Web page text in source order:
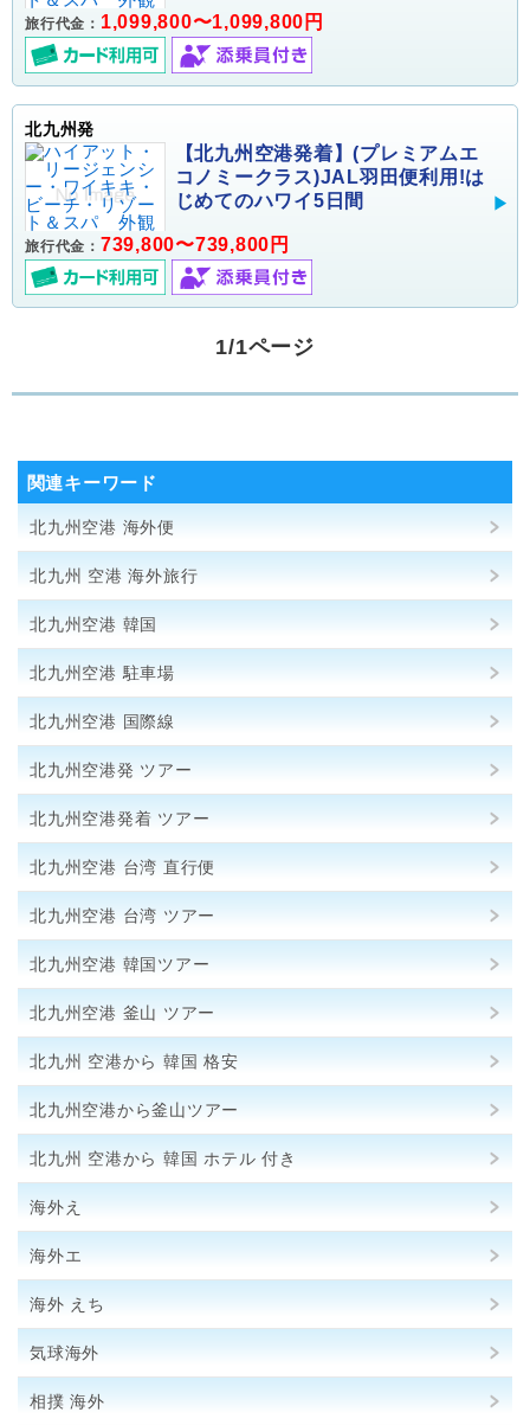
旅行代金： 1,099,800〜1,099,800円
北九州発
【北九州空港発着】(プレミアムエ
コノミークラス)JAL羽田便利用!は
じめてのハワイ5日間
旅行代金： 739,800〜739,800円
1/1ページ
関連キーワード
北九州空港 海外便
北九州 空港 海外旅行
北九州空港 韓国
北九州空港 駐車場
北九州空港 国際線
北九州空港発 ツアー
北九州空港発着 ツアー
北九州空港 台湾 直行便
北九州空港 台湾 ツアー
北九州空港 韓国ツアー
北九州空港 釜山 ツアー
北九州 空港から 韓国 格安
北九州空港から釜山ツアー
北九州 空港から 韓国 ホテル 付き
海外え
海外エ
海外 えち
気球海外
相撲 海外